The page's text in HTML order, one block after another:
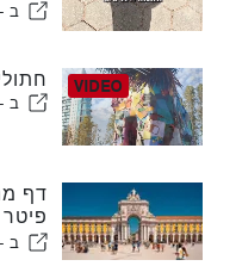
ב
ב
דף
ב